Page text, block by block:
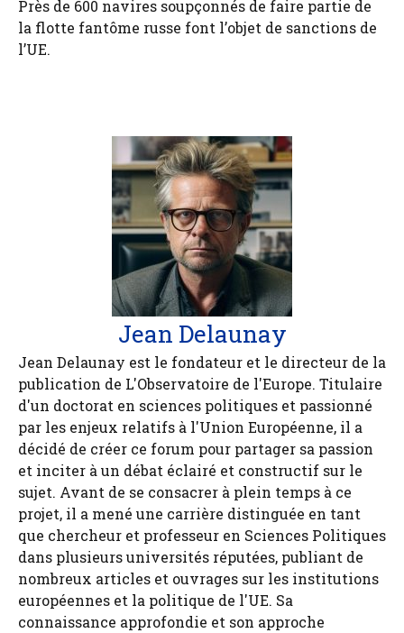
Près de 600 navires soupçonnés de faire partie de
la flotte fantôme russe font l’objet de sanctions de
l’UE.
Jean Delaunay
Jean Delaunay est le fondateur et le directeur de la
publication de L'Observatoire de l'Europe. Titulaire
d'un doctorat en sciences politiques et passionné
par les enjeux relatifs à l'Union Européenne, il a
décidé de créer ce forum pour partager sa passion
et inciter à un débat éclairé et constructif sur le
sujet. Avant de se consacrer à plein temps à ce
projet, il a mené une carrière distinguée en tant
que chercheur et professeur en Sciences Politiques
dans plusieurs universités réputées, publiant de
nombreux articles et ouvrages sur les institutions
européennes et la politique de l'UE. Sa
connaissance approfondie et son approche